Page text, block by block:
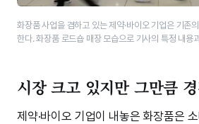
화장품 사업을 겸하고 있는 제약·바이오 기업은 기존
한다. 화장품 로드숍 매장 모습으로 기사의 특정 내용
시장 크고 있지만 그만큼
제약·바이오 기업이 내놓은 화장품은